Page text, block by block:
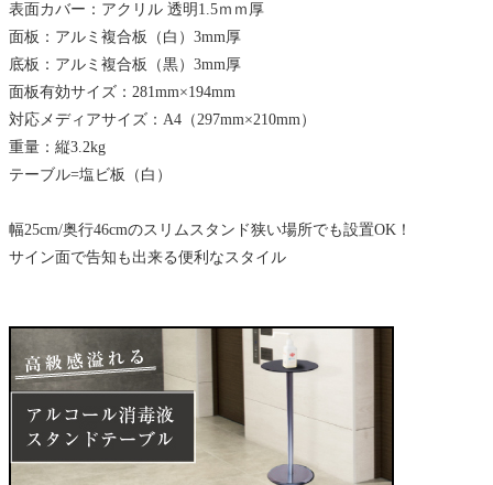
表面カバー：アクリル 透明1.5ｍｍ厚
面板：アルミ複合板（白）3mm厚
底板：アルミ複合板（黒）3mm厚
面板有効サイズ：281mm×194mm
対応メディアサイズ：A4（297mm×210mm）
重量：縦3.2kg
テーブル=塩ビ板（白）
幅25cm/奥行46cmのスリムスタンド狭い場所でも設置OK！
サイン面で告知も出来る便利なスタイル